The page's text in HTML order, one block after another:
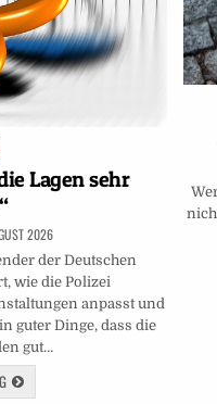
Lagen sehr
2026
der Deutschen
wie die Polizei
anpasst und
guter Dinge, dass die
gut…